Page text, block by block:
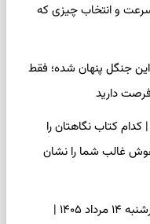
و انتخاب چیزی که
جنگل پنهان شده؛ فقط
کتاب نگاهتان را
هوش غالب شما را نشان
فال سرنوشت امروز چهارشنبه ۱۴ مرداد ۱۴۰۵ |